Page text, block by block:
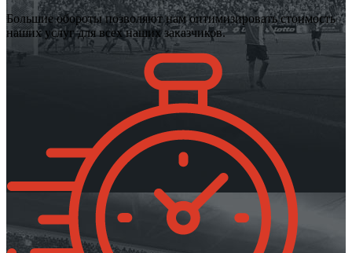
Большие обороты позволяют нам оптимизировать стоимость
наших услуг для всех наших заказчиков.